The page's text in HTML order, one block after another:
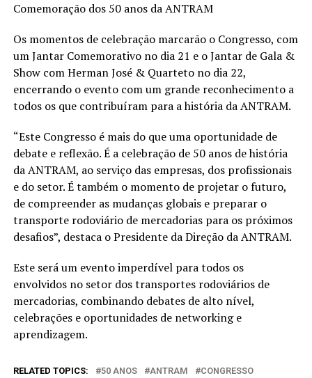
Comemoração dos 50 anos da ANTRAM
Os momentos de celebração marcarão o Congresso, com
um Jantar Comemorativo no dia 21 e o Jantar de Gala &
Show com Herman José & Quarteto no dia 22,
encerrando o evento com um grande reconhecimento a
todos os que contribuíram para a história da ANTRAM.
“Este Congresso é mais do que uma oportunidade de
debate e reflexão. É a celebração de 50 anos de história
da ANTRAM, ao serviço das empresas, dos profissionais
e do setor. É também o momento de projetar o futuro,
de compreender as mudanças globais e preparar o
transporte rodoviário de mercadorias para os próximos
desafios”, destaca o Presidente da Direção da ANTRAM.
Este será um evento imperdível para todos os
envolvidos no setor dos transportes rodoviários de
mercadorias, combinando debates de alto nível,
celebrações e oportunidades de networking e
aprendizagem.
RELATED TOPICS: 50 ANOS ANTRAM
CONGRESSO